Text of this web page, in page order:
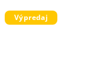
Výpredaj